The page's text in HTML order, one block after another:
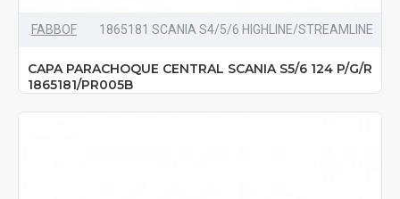
FABBOF 1865181 SCANIA S4/5/6 HIGHLINE/STREAMLINE
CAPA PARACHOQUE CENTRAL SCANIA S5/6 124 P/G/R
1865181/PR005B